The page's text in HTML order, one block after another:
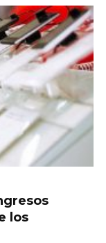
los